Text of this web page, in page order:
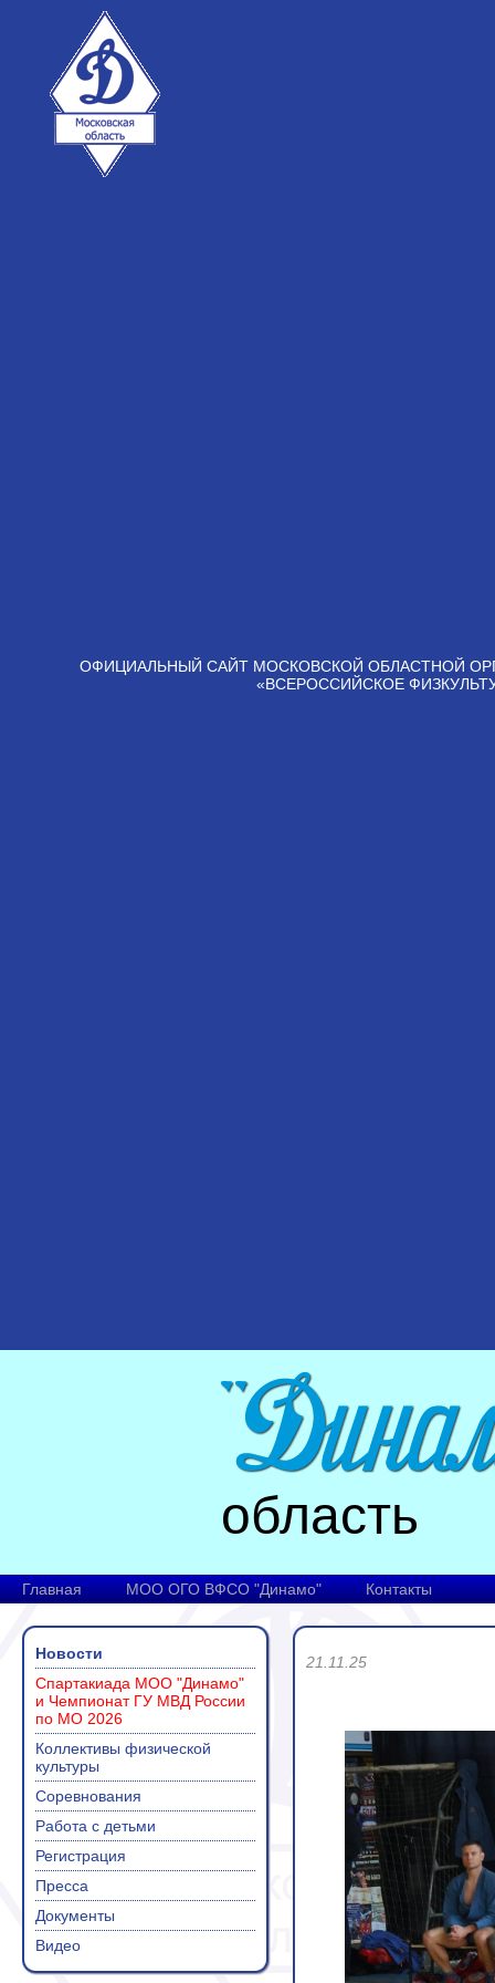
ОФИЦИАЛЬНЫЙ САЙТ МОСКОВСКОЙ ОБЛАСТНОЙ
«ВСЕРОССИЙСКОЕ
область
Главная МОО ОГО ВФСО "Динамо" Контакты
Новости
Спартакиада МОО "Динамо"
и Чемпионат ГУ МВД России
по МО 2026
Коллективы физической
культуры
Соревнования
Работа с детьми
Регистрация
Пресса
Документы
Видео
21.11.25